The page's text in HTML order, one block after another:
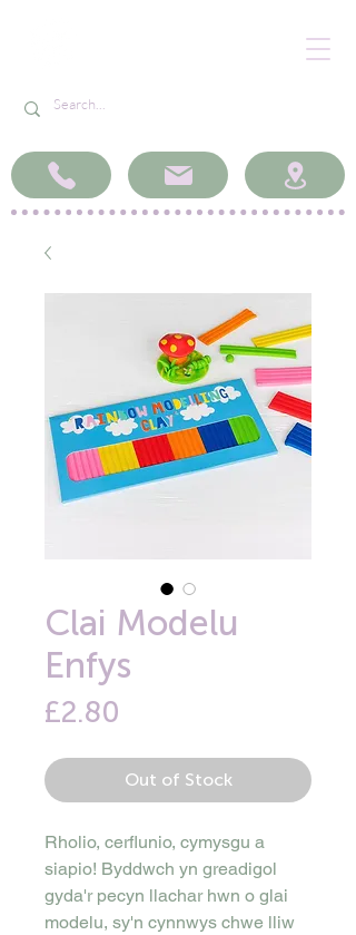
Clai Modelu
Enfys
£2.80
Out of Stock
Rholio, cerflunio, cymysgu a
siapio! Byddwch yn greadigol
gyda'r pecyn llachar hwn o glai
modelu, sy'n cynnwys chwe lliw